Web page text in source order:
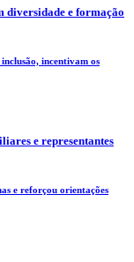
diversidade e formação
incentivam os
e representantes
e reforçou orientações